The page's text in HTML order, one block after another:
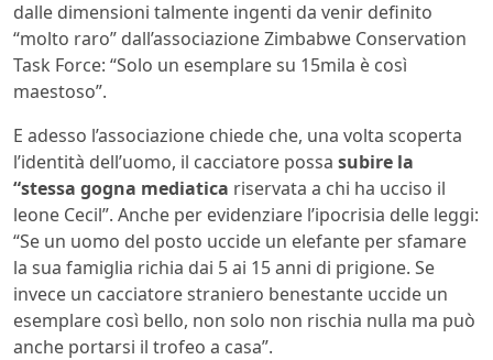
dalle dimensioni talmente ingenti da venir definito
“molto raro” dall’associazione Zimbabwe Conservation
Task Force: “Solo un esemplare su 15mila è così
maestoso”.
E adesso l’associazione chiede che, una volta scoperta
l’identità dell’uomo, il cacciatore possa subire la
“stessa gogna mediatica riservata a chi ha ucciso il
leone Cecil”. Anche per evidenziare l’ipocrisia delle leggi:
“Se un uomo del posto uccide un elefante per sfamare
la sua famiglia richia dai 5 ai 15 anni di prigione. Se
invece un cacciatore straniero benestante uccide un
esemplare così bello, non solo non rischia nulla ma può
anche portarsi il trofeo a casa”.